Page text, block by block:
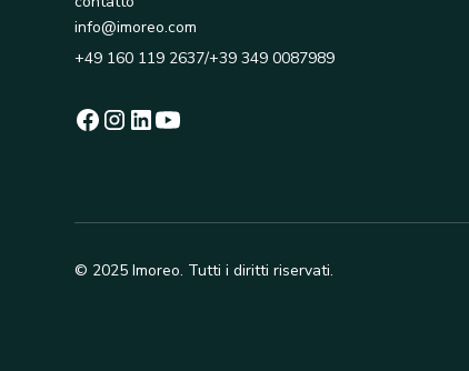
info@imoreo.com
+49 160 119 2637/+39 349 0087989
© 2025 Imoreo. Tutti i diritti riservati.